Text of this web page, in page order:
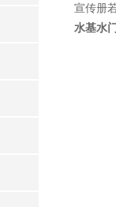
宣传册
水基水